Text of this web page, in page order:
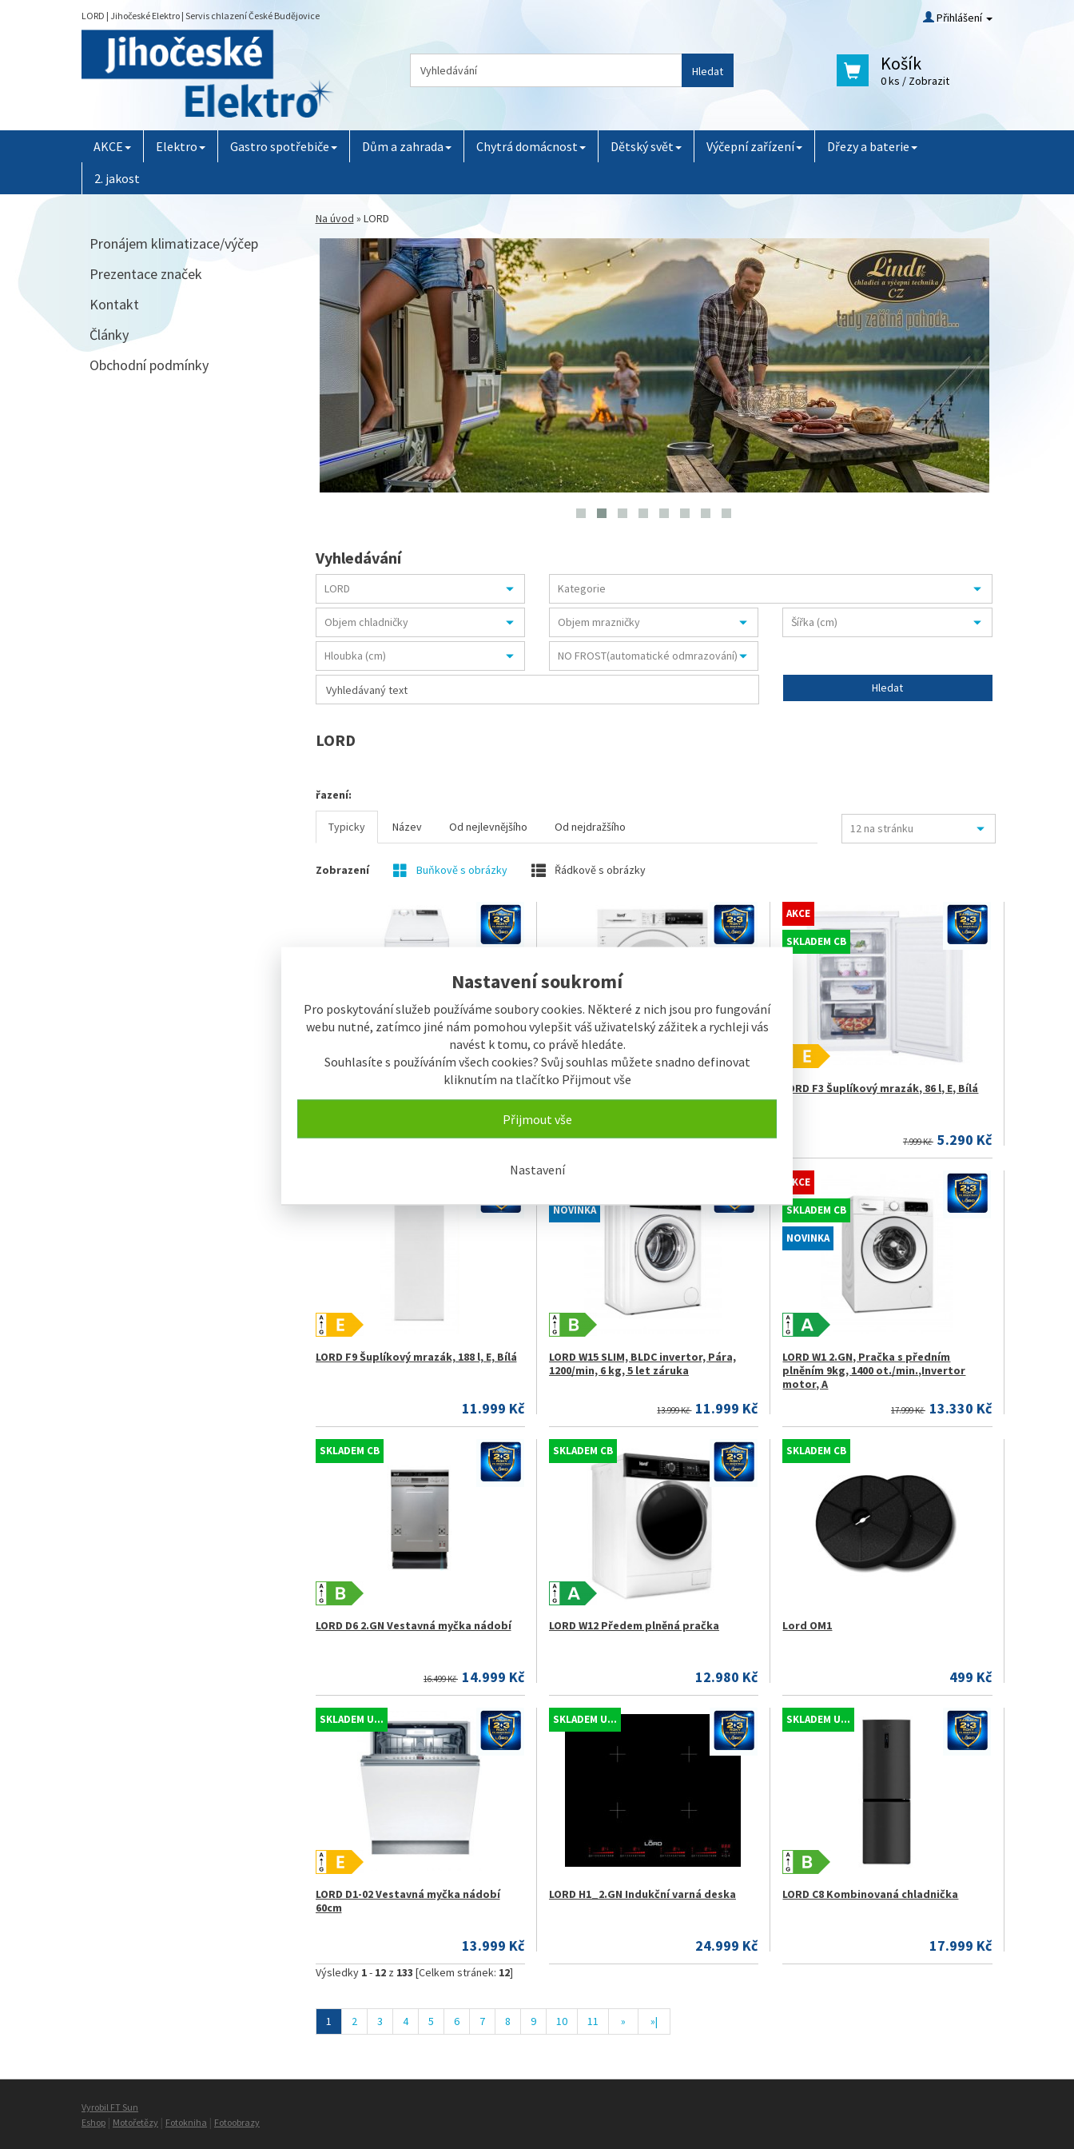
Nastavení soukromí
Pro poskytování služeb používáme soubory cookies. Některé z nich jsou pro fungování
webu nutné, zatímco jiné nám pomohou vylepšit váš uživatelský zážitek a rychleji vás
navést k tomu, co právě hledáte.
Souhlasíte s používáním všech cookies? Svůj souhlas můžete snadno definovat
kliknutím na tlačítko Přijmout vše
Přijmout vše
Nastavení
LORD | Jihočeské Elektro | Servis chlazení České Budějovice Přihlášení
Hledat Košík
0 ks / Zobrazit
AKCE Elektro Gastro spotřebiče Dům a zahrada Chytrá domácnost Dětský svět Výčepní zařízení
Dřezy a baterie
2. jakost
Na úvod » LORD
Vyhledávání
LORD
řazení:
Typicky Název Od nejlevnějšího Od nejdražšího
Zobrazení Buňkově s obrázky Řádkově s obrázky
LORD W9 4.GN Vrchem plněná pračka
11.999 Kč
LORD W11 3.GN Vestavná, předem
plněná pračka
15.499 Kč
AKCE
SKLADEM CB
LORD F3 Šuplíkový mrazák, 86 l, E, Bílá
7.999 Kč 5.290 Kč
LORD F9 Šuplíkový mrazák, 188 l, E, Bílá
11.999 Kč
NOVINKA
LORD W15 SLIM, BLDC invertor, Pára,
1200/min, 6 kg, 5 let záruka
13.999 Kč 11.999 Kč
AKCE
SKLADEM CB
NOVINKA
LORD W1 2.GN, Pračka s předním
plněním 9kg, 1400 ot./min.,Invertor
motor, A
17.999 Kč 13.330 Kč
SKLADEM CB
LORD D6 2.GN Vestavná myčka nádobí
16.499 Kč 14.999 Kč
SKLADEM CB
LORD W12 Předem plněná pračka
12.980 Kč
SKLADEM CB
Lord OM1
499 Kč
SKLADEM U...
LORD D1-02 Vestavná myčka nádobí
60cm
13.999 Kč
SKLADEM U...
LORD H1_2.GN Indukční varná deska
24.999 Kč
SKLADEM U...
LORD C8 Kombinovaná chladnička
17.999 Kč
Výsledky 1- 12z 133 [Celkem stránek: 12]
1 2 3 4 5 6 7 8 9 10 11 » »|
Pronájem klimatizace/výčep
Prezentace značek
Kontakt
Články
Obchodní podmínky
Vyrobil FT Sun
Eshop | Motořetězy | Fotokniha | Fotoobrazy